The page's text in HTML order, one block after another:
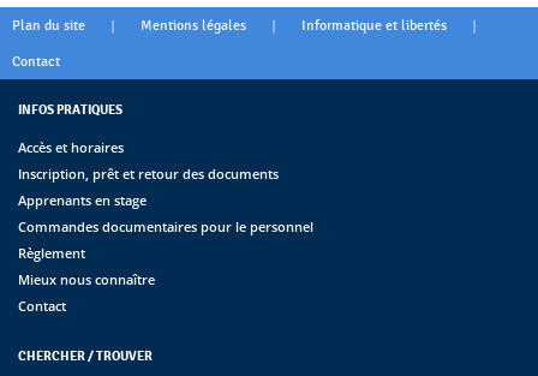
Plan du site | Mentions légales | Informatique et libertés |
Contact
INFOS PRATIQUES
Accès et horaires
Inscription, prêt et retour des documents
Apprenants en stage
Commandes documentaires pour le personnel
Règlement
Mieux nous connaître
Contact
CHERCHER / TROUVER